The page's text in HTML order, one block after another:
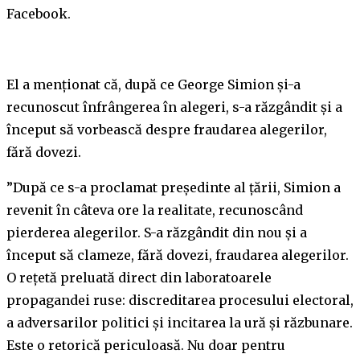
Facebook.
El a menţionat că, după ce George Simion şi-a
recunoscut înfrângerea în alegeri, s-a răzgândit şi a
început să vorbească despre fraudarea alegerilor,
fără dovezi.
”După ce s-a proclamat preşedinte al ţării, Simion a
revenit în câteva ore la realitate, recunoscând
pierderea alegerilor. S-a răzgândit din nou şi a
început să clameze, fără dovezi, fraudarea alegerilor.
O reţetă preluată direct din laboratoarele
propagandei ruse: discreditarea procesului electoral,
a adversarilor politici şi incitarea la ură şi răzbunare.
Este o retorică periculoasă. Nu doar pentru